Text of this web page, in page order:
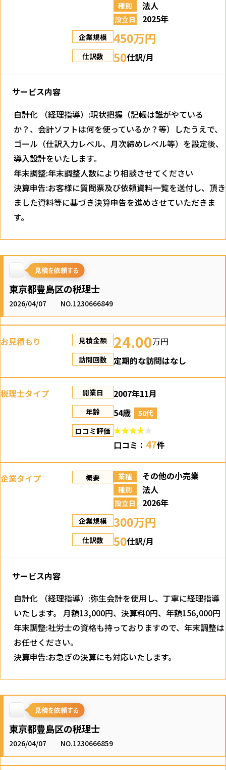
種別 法人
設立日 2025年
企業規模 450万円
仕訳数 50仕訳/月
サービス内容
自計化 （経理指導）:現状把握（記帳は誰がやている
か？、会計ソフトは何を使っているか？等）したうえで、
ゴール（仕訳入力レベル、月次締めレベル等）を設定後、
導入設計をいたします。
年末調整:年末調整人数により相談させてください
決算申告:お客様に質問票及び依頼資料一覧を送付し、頂き
ました資料等に基づき決算申告を進めさせていただきま
す。
東京都豊島区の税理士
2026/04/07 NO.1230666849
お見積もり 見積金額 24.00万円
訪問回数 定期的な訪問はなし
税理士タイプ 開業日 2007年11月
年齢 54歳
50代
口コミ評価
口コミ： 47件
企業タイプ 概要 業種 その他の小売業
種別 法人
設立日 2026年
企業規模 300万円
仕訳数 50仕訳/月
サービス内容
自計化 （経理指導）:弥生会計を使用し、丁寧に経理指導
いたします。 月額13,000円、決算料0円、年額156,000円
年末調整:社労士の資格も持っておりますので、年末調整は
お任せください。
決算申告:お急ぎの決算にも対応いたします。
東京都豊島区の税理士
2026/04/07 NO.1230666859